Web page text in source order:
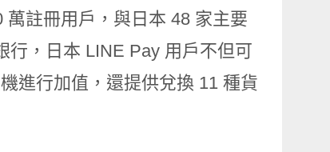
註冊用戶，與日本 48 家主要
行，日本 LINE Pay 用戶不但可
進行加值，還提供兌換 11 種貨